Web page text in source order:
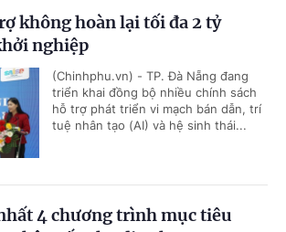
không hoàn lại tối đa 2 tỷ
nghiệp
(Chinhphu.vn) - TP. Đà Nẵng đang
triển khai đồng bộ nhiều chính sách
hỗ trợ phát triển vi mạch bán dẫn, trí
tuệ nhân tạo (AI) và hệ sinh thái...
4 chương trình mục tiêu